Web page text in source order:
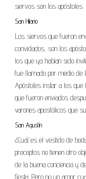
siervos son los apóstoles.
San Hilario
Los siervos que fueron
convidados, son los
los que ya habían sido
fue llamado por medio de
Apóstoles instar a los que
que fueron enviados
varones apostólicos que
San Agustín
¿Cuál es el vestido de
preceptos no tienen otro
de la buena conciencia y
fiesta. Pero no un amor